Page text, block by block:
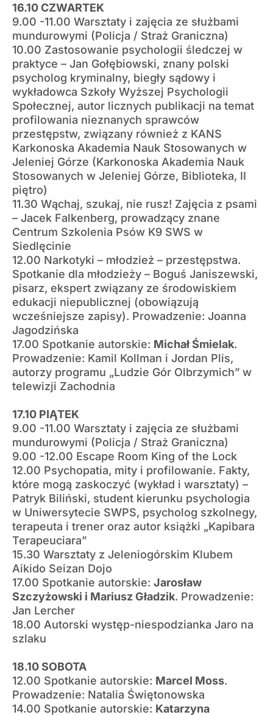
16.10 CZWARTEK
9.00 -11.00 Warsztaty i zajęcia ze służbami
mundurowymi (Policja / Straż Graniczna)
10.00 Zastosowanie psychologii śledczej w
praktyce – Jan Gołębiowski, znany polski
psycholog kryminalny, biegły sądowy i
wykładowca Szkoły Wyższej Psychologii
Społecznej, autor licznych publikacji na temat
profilowania nieznanych sprawców
przestępstw, związany również z KANS
Karkonoska Akademia Nauk Stosowanych w
Jeleniej Górze (Karkonoska Akademia Nauk
Stosowanych w Jeleniej Górze, Biblioteka, II
piętro)
11.30 Wąchaj, szukaj, nie rusz! Zajęcia z psami
– Jacek Falkenberg, prowadzący znane
Centrum Szkolenia Psów K9 SWS w
Siedlęcinie
12.00 Narkotyki – młodzież – przestępstwa.
Spotkanie dla młodzieży – Boguś Janiszewski,
pisarz, ekspert związany ze środowiskiem
edukacji niepublicznej (obowiązują
wcześniejsze zapisy). Prowadzenie: Joanna
Jagodzińska
17.00 Spotkanie autorskie: Michał Śmielak.
Prowadzenie: Kamil Kollman i Jordan Plis,
autorzy programu „Ludzie Gór Olbrzymich” w
telewizji Zachodnia
17.10 PIĄTEK
9.00 -11.00 Warsztaty i zajęcia ze służbami
mundurowymi (Policja / Straż Graniczna)
9.00 -12.00 Escape Room King of the Lock
12.00 Psychopatia, mity i profilowanie. Fakty,
które mogą zaskoczyć (wykład i warsztaty) –
Patryk Biliński, student kierunku psychologia
w Uniwersytecie SWPS, psycholog szkolnegy,
terapeuta i trener oraz autor książki „Kapibara
Terapeuciara”
15.30 Warsztaty z Jeleniogórskim Klubem
Aikido Seizan Dojo
17.00 Spotkanie autorskie: Jarosław
Szczyżowski i Mariusz Gładzik. Prowadzenie:
Jan Lercher
18.00 Autorski występ-niespodzianka Jaro na
szlaku
18.10 SOBOTA
12.00 Spotkanie autorskie: Marcel Moss.
Prowadzenie: Natalia Świętonowska
14.00 Spotkanie autorskie: Katarzyna